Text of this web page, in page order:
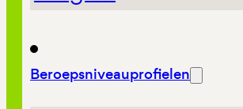
Beroepsniveauprofielen